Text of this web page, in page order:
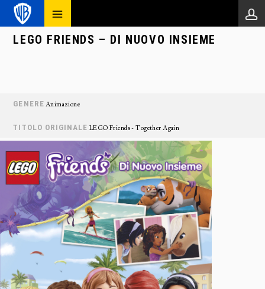
LEGO FRIENDS – DI NUOVO INSIEME
GENERE Animazione
TITOLO ORIGINALE LEGO Friends - Together Again